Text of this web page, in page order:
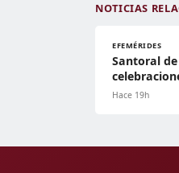
NOTICIAS
EFEMÉRIDES
Santoral
Hace 19h